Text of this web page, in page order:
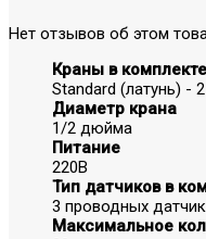
Нет отзывов об этом
Краны в комплекте
Standard (латунь) -
Диаметр крана
1/2 дюйма
Питание
220В
Тип датчиков в
3 проводных
Максимальное